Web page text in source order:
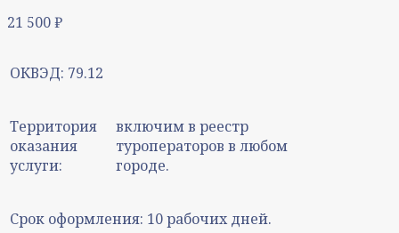
21 500₽
ОКВЭД: 79.12
Территория
оказания
услуги:
включим в реестр
туроператоров в любом
городе.
Срок оформления: 10 рабочих дней.